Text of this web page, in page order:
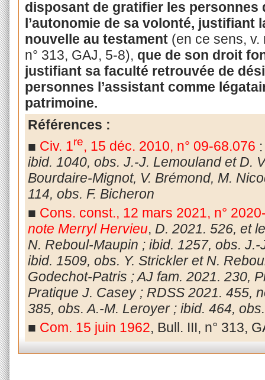
disposant de gratifier les personnes
l’autonomie de sa volonté, justifiant
nouvelle au testament(en ce sens, v.
n° 313, GAJ, 5-8), que de son droit
justifiant sa faculté retrouvée de
personnes l’assistant comme
patrimoine.
Références :
■ Civ. 1re, 15 déc. 2010, n° 09-68.076
ibid. 1040, obs. J.-J. Lemouland et D.
Bourdaire-Mignot, V. Brémond, M.
114, obs. F. Bicheron
■ Cons. const., 12 mars 2021, n°
note Merryl Hervieu, D. 2021. 526, et
N. Reboul-Maupin ; ibid. 1257, obs.
ibid. 1509, obs. Y. Strickler et N.
Godechot-Patris ; AJ fam. 2021. 230,
Pratique J. Casey ; RDSS 2021. 455,
385, obs. A.-M. Leroyer ; ibid. 464,
■ Com. 15 juin 1962, Bull. III, n° 313,